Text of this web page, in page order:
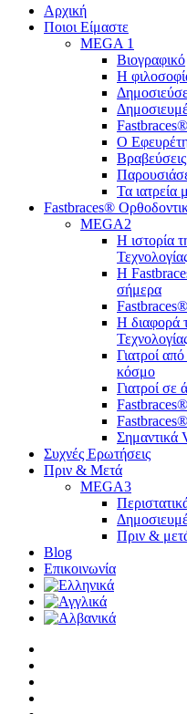
Close
Menu
Αρχική
Ποιοι Είμαστε
MEGA 1
Βιογραφικό
Η
Ο
Τα ιατρεία
Fastbraces®
MEGA2
Η ιστορία
H
σήμερα
Η διαφορά
Γιατροί
κόσμο
Γιατροί σε
Fastbraces®
Σημαντικά
Συχνές Ερωτήσεις
Πριν & Μετά
MEGA3
Πριν &
Blog
Επικοινωνία